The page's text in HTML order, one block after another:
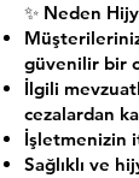
✨ Neden
güvenilir bir
İlgili
cezalardan
İşletmenizin
Sağlıklı ve